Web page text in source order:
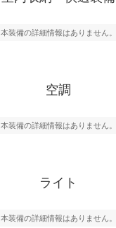
本装備の詳細情報はありません。
空調
本装備の詳細情報はありません。
ライト
本装備の詳細情報はありません。